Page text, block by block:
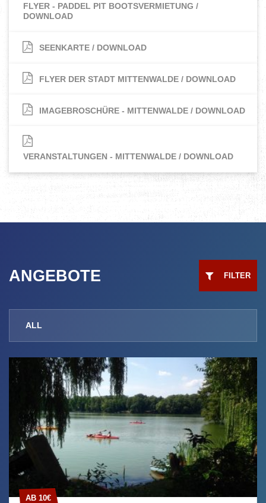
FLYER - PADDEL PIT BOOTSVERMIETUNG /
DOWNLOAD
SEENKARTE / DOWNLOAD
FLYER DER STADT MITTENWALDE / DOWNLOAD
IMAGEBROSCHÜRE - MITTENWALDE / DOWNLOAD
VERANSTALTUNGEN - MITTENWALDE / DOWNLOAD
FILTER
ANGEBOTE
ALL
KANU
KAJAK
SUP
RUDERBOOT
TRETBOOT
AB 10€
AB 10€